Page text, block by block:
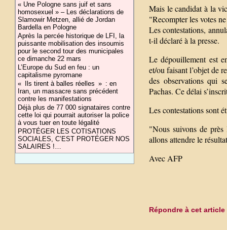
« Une Pologne sans juif et sans
homosexuel » – Les déclarations de
Slamowir Metzen, allié de Jordan
Bardella en Pologne
Après la percée historique de LFI, la
puissante mobilisation des insoumis
pour le second tour des municipales
ce dimanche 22 mars
L’Europe du Sud en feu : un
capitalisme pyromane
« Ils tirent à balles réelles » : en
Iran, un massacre sans précédent
contre les manifestations
Déjà plus de 77 000 signataires contre
cette loi qui pourrait autoriser la police
à vous tuer en toute légalité
PROTÉGER LES COTISATIONS
SOCIALES, C’EST PROTÉGER NOS
SALAIRES !…
Mais le candidat à la
"Recompter les votes
Les contestations,
t-il déclaré à la presse.
Le dépouillement est
et/ou faisant l’objet de
des observations qui
Pachas. Ce délai
Les contestations sont
"Nous suivons de
allons attendre le
Avec AFP
Répondre à cet article